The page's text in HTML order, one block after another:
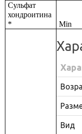
Сульфат
хондроитина
*
Min
Вид